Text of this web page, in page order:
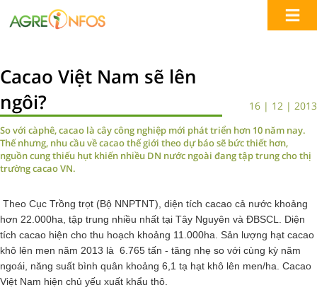
Cacao Việt Nam sẽ lên
ngôi?
16 | 12 | 2013
So với càphê, cacao là cây công nghiệp mới phát triển hơn 10 năm nay.
Thế nhưng, nhu cầu về cacao thế giới theo dự báo sẽ bức thiết hơn,
nguồn cung thiếu hụt khiến nhiều DN nước ngoài đang tập trung cho thị
trường cacao VN.
Theo Cục Trồng trọt (Bộ NNPTNT), diện tích cacao cả nước khoảng
hơn 22.000ha, tập trung nhiều nhất tại Tây Nguyên và ĐBSCL. Diện
tích cacao hiện cho thu hoạch khoảng 11.000ha. Sản lượng hạt cacao
khô lên men năm 2013 là 6.765 tấn - tăng nhẹ so với cùng kỳ năm
ngoái, năng suất bình quân khoảng 6,1 tạ hạt khô lên men/ha. Cacao
Việt Nam hiện chủ yếu xuất khẩu thô.